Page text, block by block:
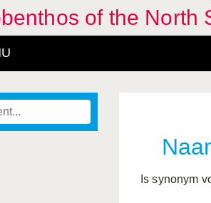
of the North
Is synonym